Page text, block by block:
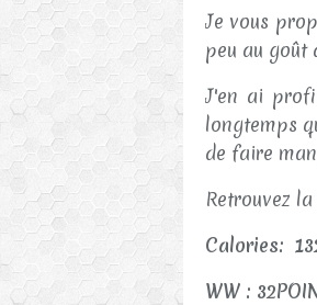
Je vous
peu au goût
J'en ai
longtemps
de faire
Retrouvez
Calories:
WW :